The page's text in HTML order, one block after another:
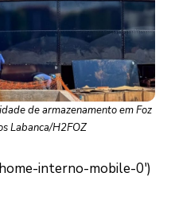
de armazenamento em Foz
Labanca/H2FOZ